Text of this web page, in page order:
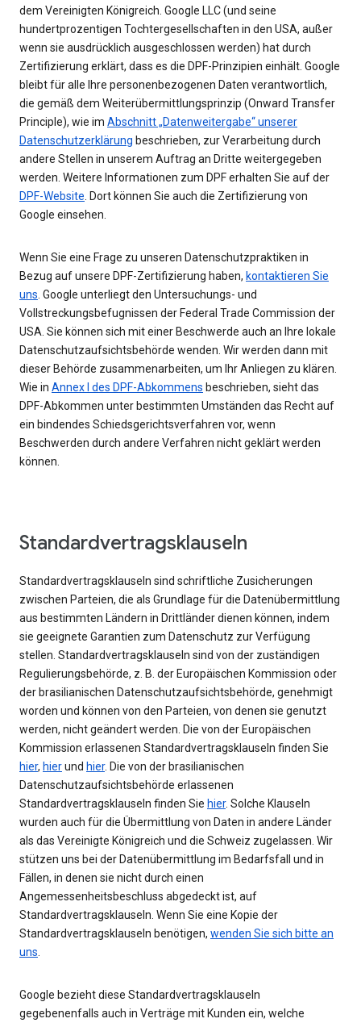
dem Vereinigten Königreich. Google LLC (und seine
hundertprozentigen Tochtergesellschaften in den USA, außer
wenn sie ausdrücklich ausgeschlossen werden) hat durch
Zertifizierung erklärt, dass es die DPF-Prinzipien einhält. Google
bleibt für alle Ihre personenbezogenen Daten verantwortlich,
die gemäß dem Weiterübermittlungsprinzip (Onward Transfer
Principle), wie im Abschnitt „Datenweitergabe“ unserer
Datenschutzerklärung beschrieben, zur Verarbeitung durch
andere Stellen in unserem Auftrag an Dritte weitergegeben
werden. Weitere Informationen zum DPF erhalten Sie auf der
DPF-Website. Dort können Sie auch die Zertifizierung von
Google einsehen.
Wenn Sie eine Frage zu unseren Datenschutzpraktiken in
Bezug auf unsere DPF-Zertifizierung haben, kontaktieren Sie
uns. Google unterliegt den Untersuchungs- und
Vollstreckungsbefugnissen der Federal Trade Commission der
USA. Sie können sich mit einer Beschwerde auch an Ihre lokale
Datenschutzaufsichtsbehörde wenden. Wir werden dann mit
dieser Behörde zusammenarbeiten, um Ihr Anliegen zu klären.
Wie in Annex I des DPF-Abkommens beschrieben, sieht das
DPF-Abkommen unter bestimmten Umständen das Recht auf
ein bindendes Schiedsgerichtsverfahren vor, wenn
Beschwerden durch andere Verfahren nicht geklärt werden
können.
Standardvertragsklauseln
Standardvertragsklauseln sind schriftliche Zusicherungen
zwischen Parteien, die als Grundlage für die Datenübermittlung
aus bestimmten Ländern in Drittländer dienen können, indem
sie geeignete Garantien zum Datenschutz zur Verfügung
stellen. Standardvertragsklauseln sind von der zuständigen
Regulierungsbehörde, z. B. der Europäischen Kommission oder
der brasilianischen Datenschutzaufsichtsbehörde, genehmigt
worden und können von den Parteien, von denen sie genutzt
werden, nicht geändert werden. Die von der Europäischen
Kommission erlassenen Standardvertragsklauseln finden Sie
hier, hierund hier. Die von der brasilianischen
Datenschutzaufsichtsbehörde erlassenen
Standardvertragsklauseln finden Sie hier. Solche Klauseln
wurden auch für die Übermittlung von Daten in andere Länder
als das Vereinigte Königreich und die Schweiz zugelassen. Wir
stützen uns bei der Datenübermittlung im Bedarfsfall und in
Fällen, in denen sie nicht durch einen
Angemessenheitsbeschluss abgedeckt ist, auf
Standardvertragsklauseln. Wenn Sie eine Kopie der
Standardvertragsklauseln benötigen, wenden Sie sich bitte an
uns.
Google bezieht diese Standardvertragsklauseln
gegebenenfalls auch in Verträge mit Kunden ein, welche